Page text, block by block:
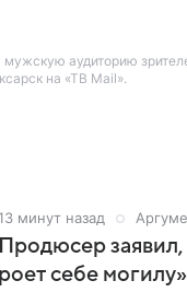
аудиторию
на «ТВ Mail».
минут назад
Продюсер
роет себе могилу»